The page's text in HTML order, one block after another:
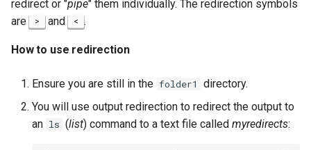
redirect or "pipe" them individually. The redirection symbols
are
> and < .
How to use redirection
Ensure you are still in the folder1
directory.
You will use output redirection to redirect the output to
an ls (list) command to a text file called myredirects: